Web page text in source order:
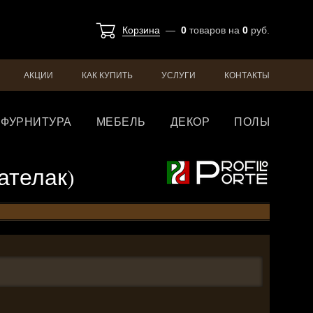
Корзина — 0 товаров на 0 руб.
АКЦИИ КАК КУПИТЬ УСЛУГИ КОНТАКТЫ
ФУРНИТУРА МЕБЕЛЬ ДЕКОР ПОЛЫ